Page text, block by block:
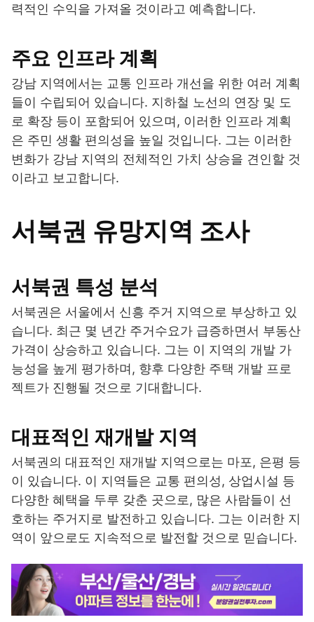
력적인 수익을 가져올 것이라고 예측합니다.
주요 인프라 계획
강남 지역에서는 교통 인프라 개선을 위한 여러 계획
들이 수립되어 있습니다. 지하철 노선의 연장 및 도
로 확장 등이 포함되어 있으며, 이러한 인프라 계획
은 주민 생활 편의성을 높일 것입니다. 그는 이러한
변화가 강남 지역의 전체적인 가치 상승을 견인할 것
이라고 보고합니다.
서북권 유망지역 조사
서북권 특성 분석
서북권은 서울에서 신흥 주거 지역으로 부상하고 있
습니다. 최근 몇 년간 주거수요가 급증하면서 부동산
가격이 상승하고 있습니다. 그는 이 지역의 개발 가
능성을 높게 평가하며, 향후 다양한 주택 개발 프로
젝트가 진행될 것으로 기대합니다.
대표적인 재개발 지역
서북권의 대표적인 재개발 지역으로는 마포, 은평 등
이 있습니다. 이 지역들은 교통 편의성, 상업시설 등
다양한 혜택을 두루 갖춘 곳으로, 많은 사람들이 선
호하는 주거지로 발전하고 있습니다. 그는 이러한 지
역이 앞으로도 지속적으로 발전할 것으로 믿습니다.